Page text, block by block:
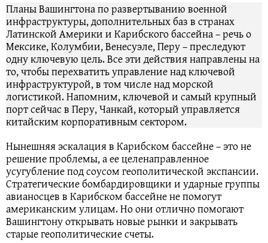
Планы Вашингтона по развертыванию военной
инфраструктуры, дополнительных баз в странах
Латинской Америки и Карибского бассейна – речь о
Мексике, Колумбии, Венесуэле, Перу – преследуют
одну ключевую цель. Все эти действия направлены на
то, чтобы перехватить управление над ключевой
инфраструктурой, в том числе над морской
логистикой. Напомним, ключевой и самый крупный
порт сейчас в Перу, Чанкай, который управляется
китайским корпоративным сектором.
Нынешняя эскалация в Карибском бассейне – это не
решение проблемы, а ее целенаправленное
усугубление под соусом геополитической экспансии.
Стратегические бомбардировщики и ударные группы
авианосцев в Карибском бассейне не помогут
американским улицам. Но они отлично помогают
Вашингтону открывать новые рынки и закрывать
старые геополитические счеты.